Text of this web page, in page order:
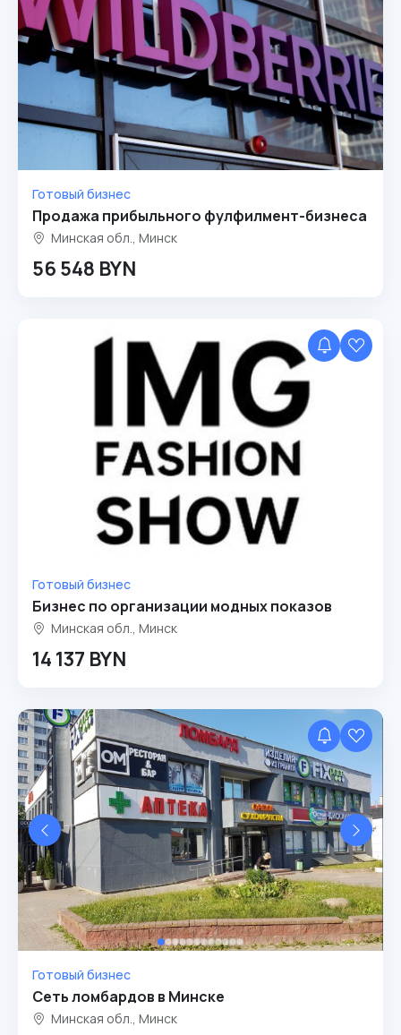
Готовый бизнес
Продажа прибыльного фулфилмент-бизнеса
Минская обл., Минск
56 548 BYN
Готовый бизнес
Бизнес по организации модных показов
Минская обл., Минск
14 137 BYN
Готовый бизнес
Сеть ломбардов в Минске
Минская обл., Минск